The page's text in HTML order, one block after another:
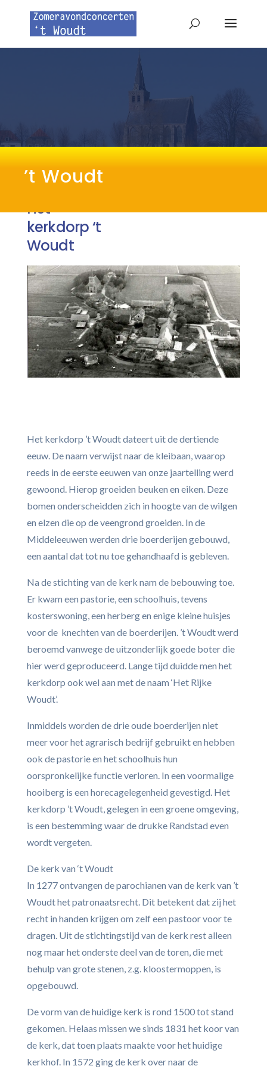
’t Woudt
Het
kerkdorp ‘t
Woudt
Het kerkdorp ’t Woudt dateert uit de dertiende
eeuw. De naam verwijst naar de kleibaan, waarop
reeds in de eerste eeuwen van onze jaartelling werd
gewoond. Hierop groeiden beuken en eiken. Deze
bomen onderscheidden zich in hoogte van de wilgen
en elzen die op de veengrond groeiden. In de
Middeleeuwen werden drie boerderijen gebouwd,
een aantal dat tot nu toe gehandhaafd is gebleven.
Na de stichting van de kerk nam de bebouwing toe.
Er kwam een pastorie, een schoolhuis, tevens
kosterswoning, een herberg en enige kleine huisjes
voor de knechten van de boerderijen. ’t Woudt werd
beroemd vanwege de uitzonderlijk goede boter die
hier werd geproduceerd. Lange tijd duidde men het
kerkdorp ook wel aan met de naam ‘Het Rijke
Woudt’.
Inmiddels worden de drie oude boerderijen niet
meer voor het agrarisch bedrijf gebruikt en hebben
ook de pastorie en het schoolhuis hun
oorspronkelijke functie verloren. In een voormalige
hooiberg is een horecagelegenheid gevestigd. Het
kerkdorp ’t Woudt, gelegen in een groene omgeving,
is een bestemming waar de drukke Randstad even
wordt vergeten.
De kerk van ‘t Woudt
In 1277 ontvangen de parochianen van de kerk van ’t
Woudt het patronaatsrecht. Dit betekent dat zij het
recht in handen krijgen om zelf een pastoor voor te
dragen. Uit de stichtingstijd van de kerk rest alleen
nog maar het onderste deel van de toren, die met
behulp van grote stenen, z.g. kloostermoppen, is
opgebouwd.
De vorm van de huidige kerk is rond 1500 tot stand
gekomen. Helaas missen we sinds 1831 het koor van
de kerk, dat toen plaats maakte voor het huidige
kerkhof. In 1572 ging de kerk over naar de